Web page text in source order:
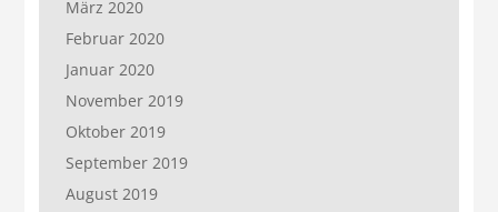
März 2020
Februar 2020
Januar 2020
November 2019
Oktober 2019
September 2019
August 2019